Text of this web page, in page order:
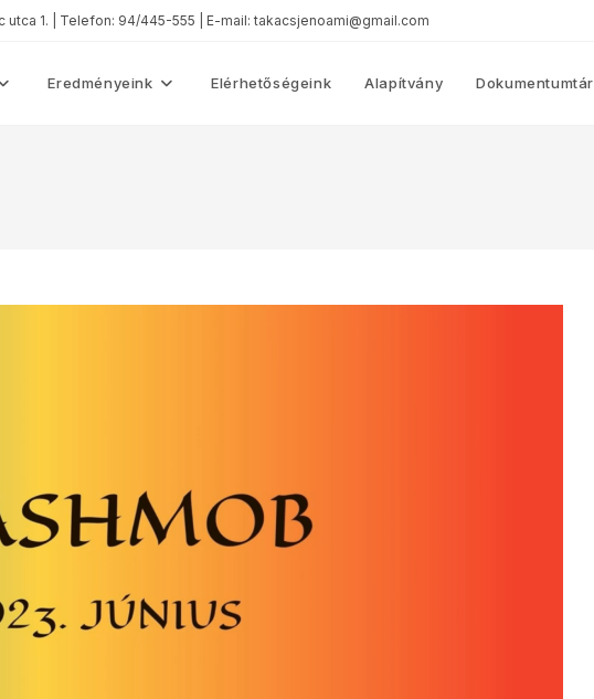
1. | Telefon: 94/445-555 | E-mail: takacsjenoami@gmail.com
Eredményeink Elérhetőségeink Alapítvány Dokumentumtár